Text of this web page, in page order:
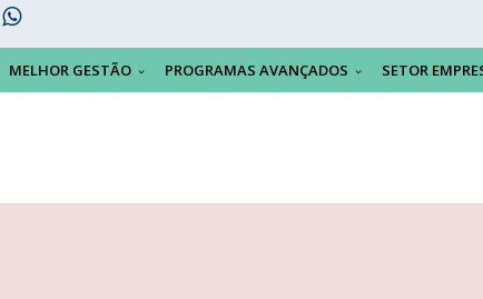
MELHOR GESTÃO PROGRAMAS AVANÇADOS SETOR